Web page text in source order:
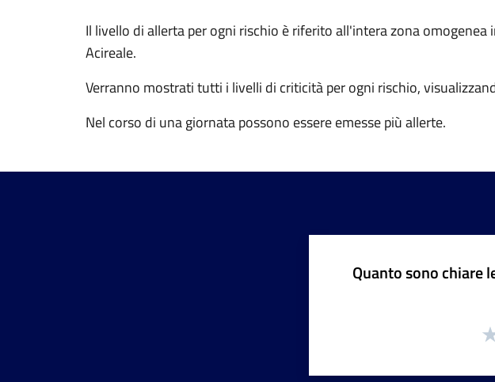
Il livello di allerta per ogni rischio è riferito all'intera zona omogenea
Acireale.
Verranno mostrati tutti i livelli di criticità per ogni rischio,
Nel corso di una giornata possono essere emesse più allerte.
Quanto sono chiare